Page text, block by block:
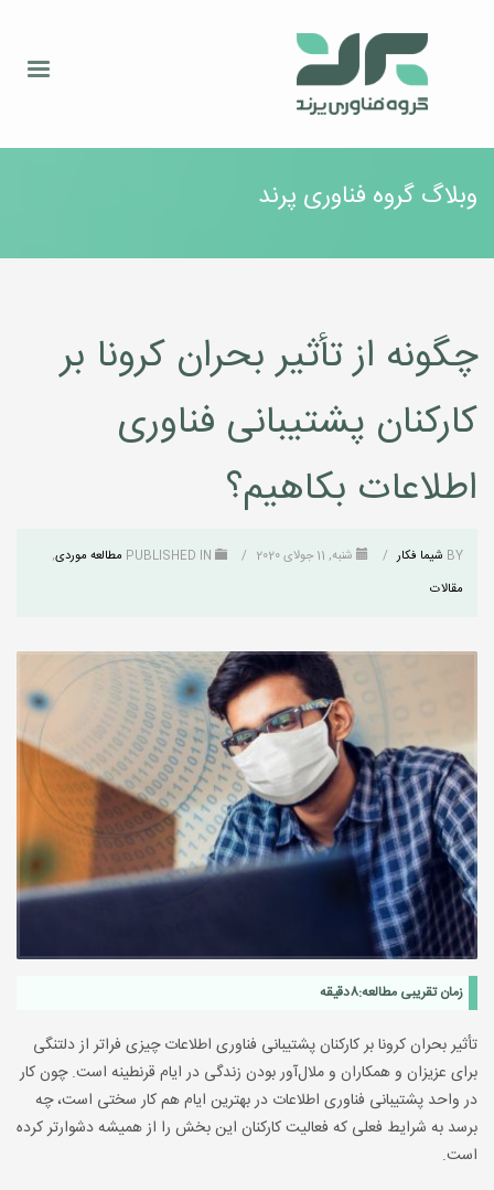
وبلاگ گروه فناوری پرند
چگونه از تأثیر بحران کرونا بر
کارکنان پشتیبانی فناوری
اطلاعات بکاهیم؟
BY شیما فکار / شنبه, 11 جولای 2020 / مطالعه موردی,
مقالات
زمان تقریبی مطالعه:8دقیقه
تأثیر بحران کرونا بر کارکنان پشتیبانی فناوری اطلاعات چیزی فراتر از دلتنگی
برای عزیزان و همکاران و ملال‌آور بودن زندگی در ایام قرنطینه است. چون کار
در واحد پشتیبانی فناوری اطلاعات در بهترین ایام هم کار سختی است، چه
برسد به شرایط فعلی که فعالیت کارکنان این بخش را از همیشه دشوارتر کرده
است.